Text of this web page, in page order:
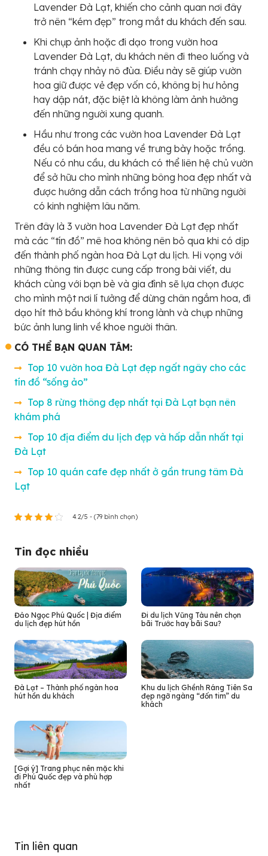
Lavender Đà Lạt, khiến cho cảnh quan nơi đây
trở nên “kém đẹp” trong mắt du khách đến sau.
Khi chụp ảnh hoặc đi dạo trong vườn hoa
Lavender Đà Lạt, du khách nên đi theo luống và
tránh chạy nhảy nô đùa. Điều này sẽ giúp vườn
hoa giữ được vẻ đẹp vốn có, không bị hư hỏng
hay dập nát, đặc biệt là không làm ảnh hưởng
đến những người xung quanh.
Hầu như trong các vườn hoa Lavender Đà Lạt
đều có bán hoa mang về trưng bày hoặc trồng.
Nếu có nhu cầu, du khách có thể liên hệ chủ vườn
để sở hữu cho mình những bông hoa đẹp nhất và
được hướng dẫn cách trồng hoa từ những người
có kinh nghiệm lâu năm.
Trên đây là 3 vườn hoa Lavender Đà Lạt đẹp nhất
mà các “tín đồ” mê hoa không nên bỏ qua khi có dịp
đến thành phố ngàn hoa Đà Lạt du lịch. Hi vọng với
những thông tin được cung cấp trong bài viết, du
khách cùng với bạn bè và gia đình sẽ lựa chọn được
cho mình một nơi lí tưởng để dừng chân ngắm hoa, đi
dạo hít thở bầu không khí trong lành và chụp những
bức ảnh lung linh về khoe người thân.
CÓ THỂ BẠN QUAN TÂM:
Top 10 vườn hoa Đà Lạt đẹp ngất ngây cho các
tín đồ “sống ảo”
Top 8 rừng thông đẹp nhất tại Đà Lạt bạn nên
khám phá
Top 10 địa điểm du lịch đẹp và hấp dẫn nhất tại
Đà Lạt
Top 10 quán cafe đẹp nhất ở gần trung tâm Đà
Lạt
4.2/5 - (79 bình chọn)
Tin đọc nhiều
Đảo Ngọc Phú Quốc | Địa điểm
du lịch đẹp hút hồn
Đi du lịch Vũng Tàu nên chọn
bãi Trước hay bãi Sau?
Đà Lạt – Thành phố ngàn hoa
hút hồn du khách
Khu du lịch Ghềnh Ráng Tiên Sa
đẹp ngỡ ngàng “đốn tim” du
khách
[Gợi ý] Trang phục nên mặc khi
đi Phú Quốc đẹp và phù hợp
nhất
Tin liên quan